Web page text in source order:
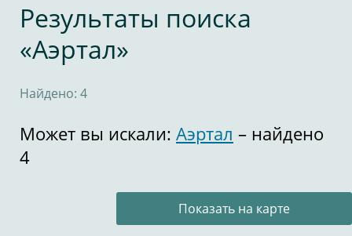
Результаты поиска
«Аэртал»
Найдено: 4
Может вы искали: Аэртал – найдено
4
Показать на карте